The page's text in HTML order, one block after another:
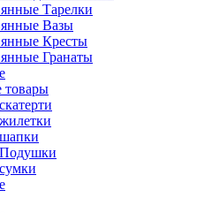
Тарелки
Вазы
Кресты
Гранаты
товары